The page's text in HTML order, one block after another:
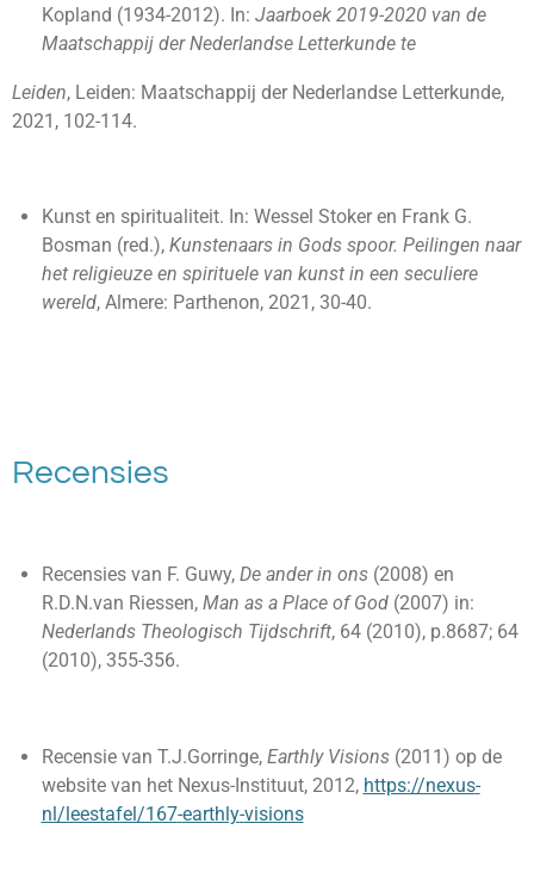
Kopland (1934-2012). In: Jaarboek 2019-2020 van de
Maatschappij der Nederlandse Letterkunde te
Leiden, Leiden: Maatschappij der Nederlandse Letterkunde,
2021, 102-114.
Kunst en spiritualiteit. In: Wessel Stoker en Frank G.
Bosman (red.), Kunstenaars in Gods spoor. Peilingen naar
het religieuze en spirituele van kunst in een seculiere
wereld, Almere: Parthenon, 2021, 30-40.
Recensies
Recensies van F. Guwy, De ander in ons (2008) en
R.D.N.van Riessen, Man as a Place of God (2007) in:
Nederlands Theologisch Tijdschrift, 64 (2010), p.8687; 64
(2010), 355-356.
Recensie van T.J.Gorringe, Earthly Visions (2011) op de
website van het Nexus-Instituut, 2012, https://nexus-
nl/leestafel/167-earthly-visions